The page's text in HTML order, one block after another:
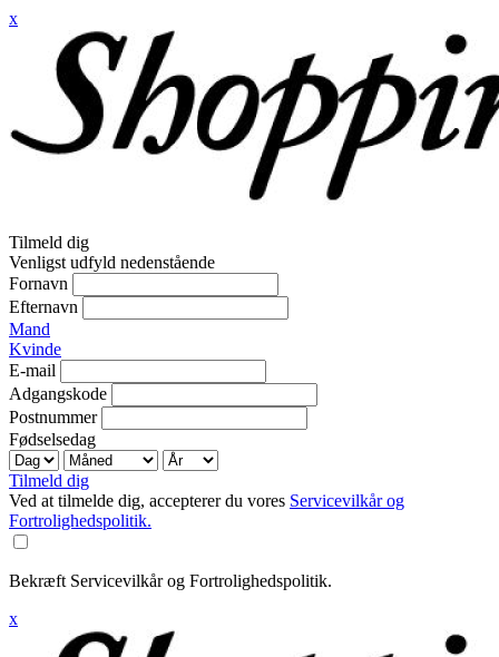
x
Tilmeld dig
Venligst udfyld nedenstående
Fornavn
Efternavn
Mand
Kvinde
E-mail
Adgangskode
Postnummer
Fødselsedag
Tilmeld dig
Ved at tilmelde dig, accepterer du vores Servicevilkår og
Fortrolighedspolitik.
Bekræft Servicevilkår og Fortrolighedspolitik.
x